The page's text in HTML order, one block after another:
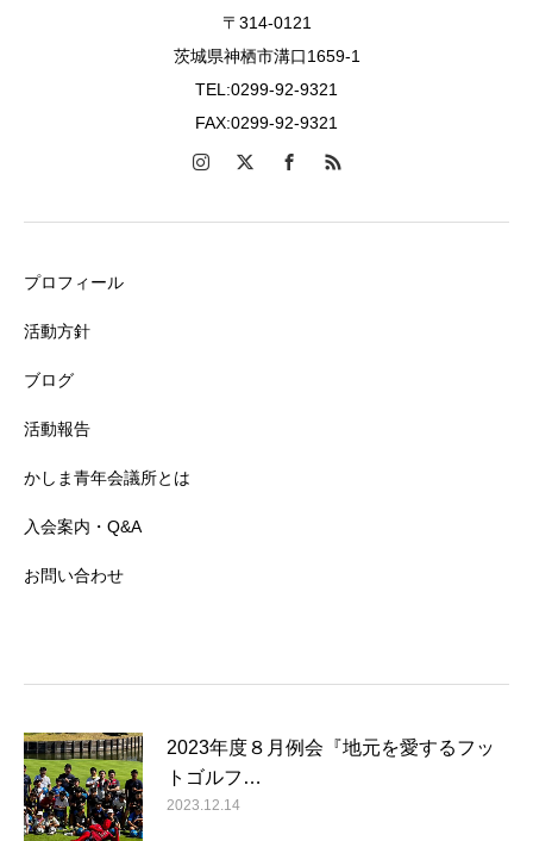
〒314-0121
茨城県神栖市溝口1659-1
TEL:0299-92-9321
FAX:0299-92-9321
プロフィール
活動方針
ブログ
活動報告
かしま青年会議所とは
入会案内・Q&A
お問い合わせ
2023年度８月例会『地元を愛するフッ
トゴルフ…
2023.12.14